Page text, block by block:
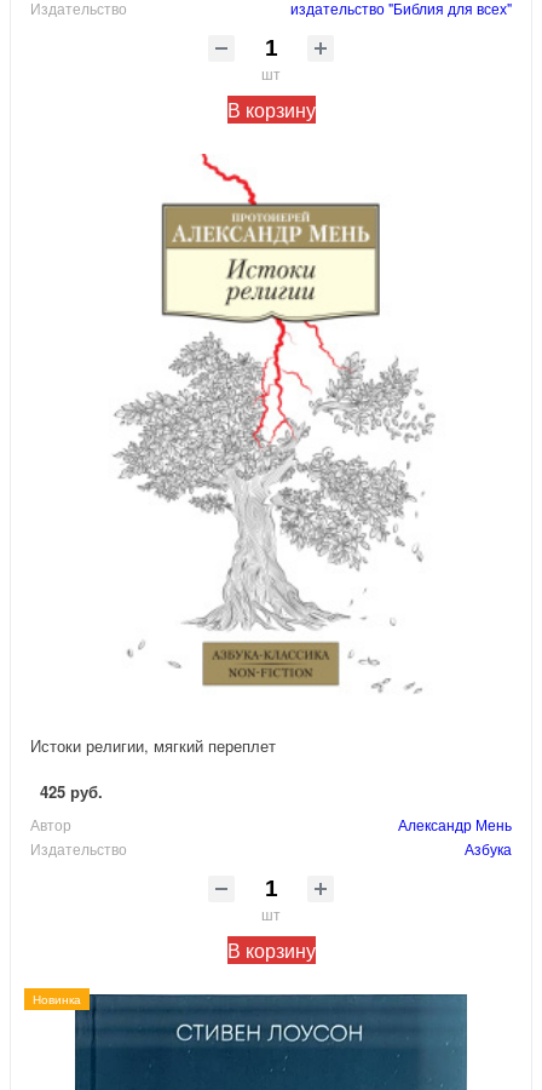
Издательство издательство "Библия для всех"
шт
В корзину
Истоки религии, мягкий переплет
425 руб.
Автор
Александр Мень
Издательство
Азбука
шт
В корзину
Новинка